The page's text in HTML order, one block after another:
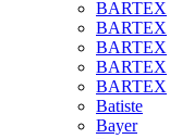
BARTEX
BARTEX
BARTEX
BARTEX
BARTEX
Batiste
Bayer